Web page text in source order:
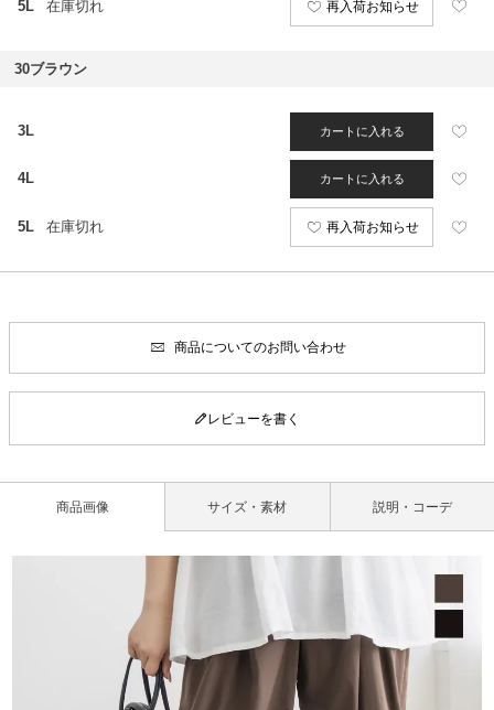
5L 在庫切れ 再入荷お知らせ
30ブラウン
3L カートに入れる
4L カートに入れる
5L 在庫切れ 再入荷お知らせ
商品についてのお問い合わせ
レビューを書く
商品画像 サイズ・素材 説明・コーデ